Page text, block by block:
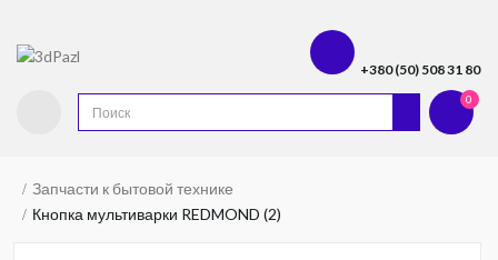
+380 (50) 508 31 80
0
Запчасти к бытовой технике
Кнопка мультиварки REDMOND (2)